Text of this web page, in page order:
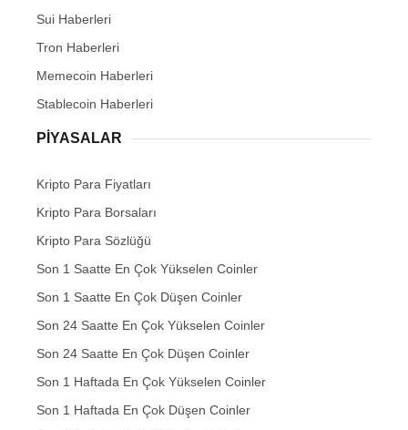
Sui Haberleri
Tron Haberleri
Memecoin Haberleri
Stablecoin Haberleri
PIYASALAR
Kripto Para Fiyatları
Kripto Para Borsaları
Kripto Para Sözlüğü
Son 1 Saatte En Çok Yükselen Coinler
Son 1 Saatte En Çok Düşen Coinler
Son 24 Saatte En Çok Yükselen Coinler
Son 24 Saatte En Çok Düşen Coinler
Son 1 Haftada En Çok Yükselen Coinler
Son 1 Haftada En Çok Düşen Coinler